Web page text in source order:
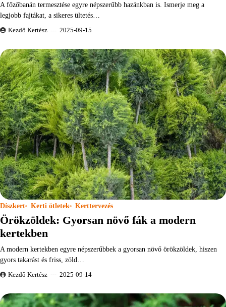
A főzőbanán termesztése egyre népszerűbb hazánkban is. Ismerje meg a
legjobb fajtákat, a sikeres ültetés…
Kezdő Kertész 2025-09-15
Díszkert Kerti ötletek Kerttervezés
Örökzöldek: Gyorsan növő fák a modern
kertekben
A modern kertekben egyre népszerűbbek a gyorsan növő örökzöldek, hiszen
gyors takarást és friss, zöld…
Kezdő Kertész 2025-09-14